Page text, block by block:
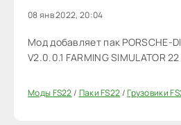
08 янв 2022, 20:04
Мод добавляет пак PORSCHE-
V2.0.0.1 FARMING SIMULATOR 22
Моды FS22/ Паки FS22/Грузовики